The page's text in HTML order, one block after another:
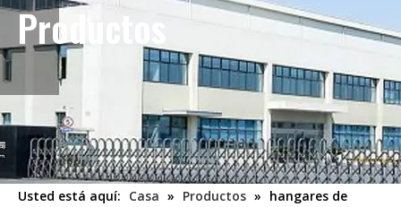
Productos
Usted está aquí: Casa » Productos » hangares de